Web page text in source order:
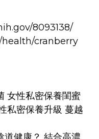
8093138/
health/cranberry
女性私密保養閨蜜
私密保養升級 蔓越